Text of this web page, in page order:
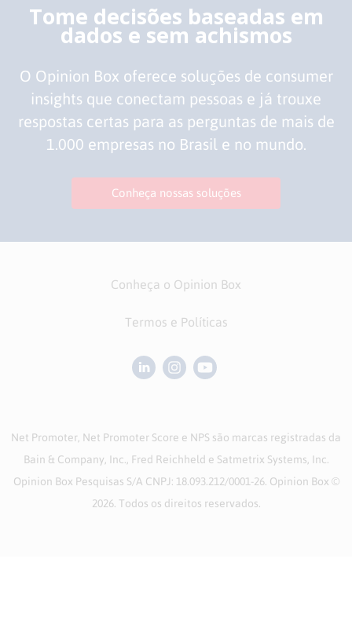
Tome decisões baseadas em
dados e sem achismos
O Opinion Box oferece soluções de consumer
insights que conectam pessoas e já trouxe
respostas certas para as perguntas de mais de
1.000 empresas no Brasil e no mundo.
Conheça nossas soluções
Conheça o Opinion Box
Termos e Políticas
Net Promoter, Net Promoter Score e NPS são marcas registradas da
Bain & Company, Inc., Fred Reichheld e Satmetrix Systems, Inc.
Opinion Box Pesquisas S/A CNPJ: 18.093.212/0001-26. Opinion Box ©
2026. Todos os direitos reservados.